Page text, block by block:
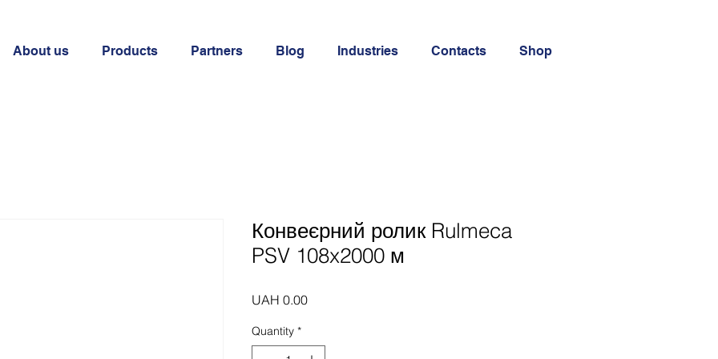
About us Products Partners Blog Industries Contacts Shop
Конвеєрний ролик Rulmeca
PSV 108x2000 м
UAH 0.00Price
Quantity *